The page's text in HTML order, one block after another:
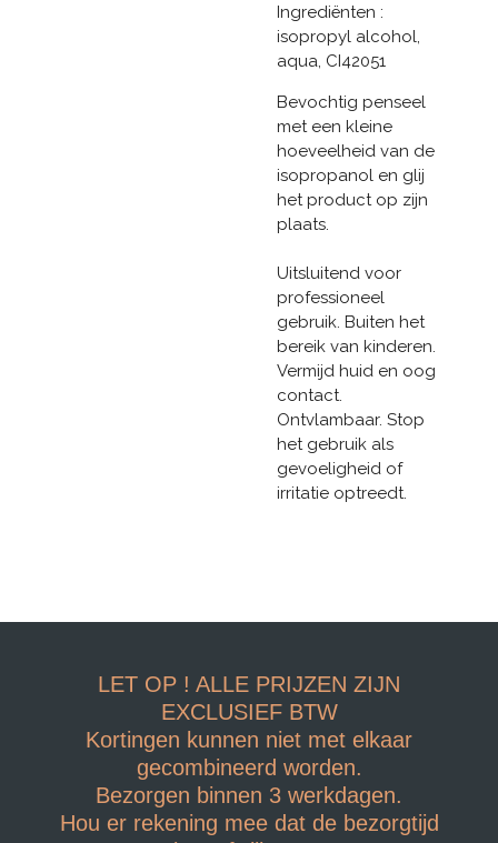
Ingrediënten :
isopropyl alcohol,
aqua, CI42051
Bevochtig penseel
met een kleine
hoeveelheid van de
isopropanol en glij
het product op zijn
plaats.
Uitsluitend voor
professioneel
gebruik. Buiten het
bereik van kinderen.
Vermijd huid en oog
contact.
Ontvlambaar. Stop
het gebruik als
gevoeligheid of
irritatie optreedt.
LET OP ! ALLE PRIJZEN ZIJN
EXCLUSIEF BTW
Kortingen kunnen niet met elkaar
gecombineerd worden.
Bezorgen binnen 3 werkdagen.
Hou er rekening mee dat de bezorgtijd